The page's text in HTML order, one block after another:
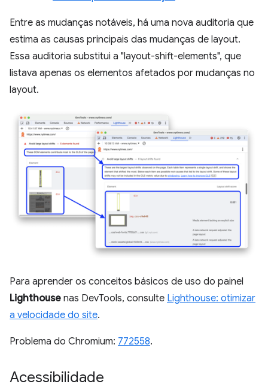
Entre as mudanças notáveis, há uma nova auditoria que
estima as causas principais das mudanças de layout.
Essa auditoria substitui a "layout-shift-elements", que
listava apenas os elementos afetados por mudanças no
layout.
Para aprender os conceitos básicos de uso do painel
Lighthouse nas DevTools, consulte Lighthouse: otimizar
a velocidade do site.
Problema do Chromium: 772558.
Acessibilidade